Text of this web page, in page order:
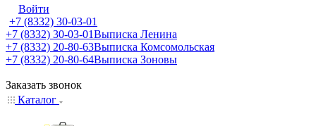
Войти
+7 (8332) 30-03-01
+7 (8332) 30-03-01Выписка Ленина
+7 (8332) 20-80-63Выписка Комсомольская
+7 (8332) 20-80-64Выписка Зоновы
Заказать звонок
Каталог